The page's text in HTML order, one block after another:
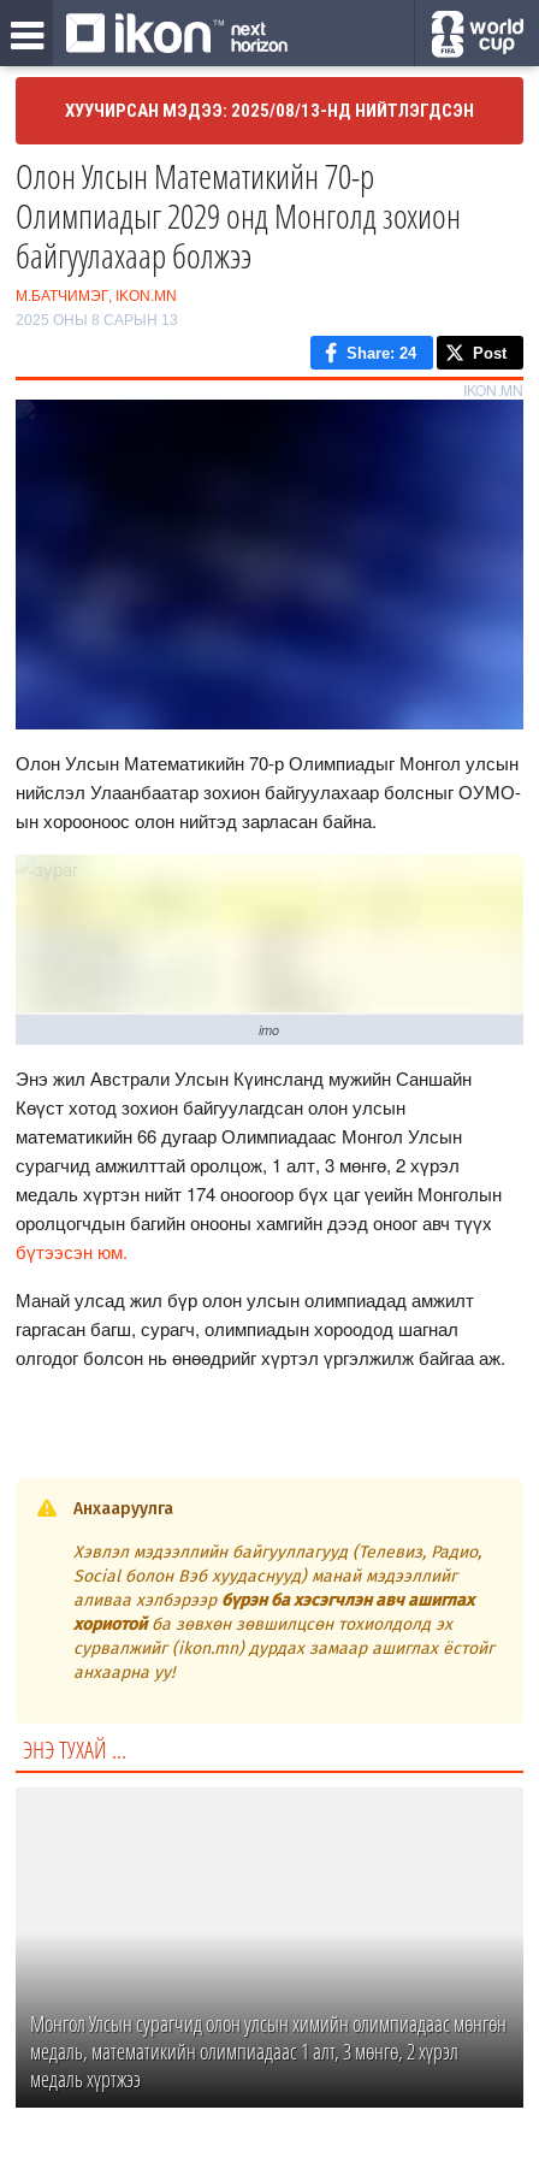
ХУУЧИРСАН МЭДЭЭ: 2025/08/13-НД НИЙТЛЭГДСЭН
Олон Улсын Математикийн 70-р
Олимпиадыг 2029 онд Монголд зохион
байгуулахаар болжээ
М.БАТЧИМЭГ, IKON.MN
2025 ОНЫ 8 САРЫН 13
Share: 24 Post
IKON.MN
Олон Улсын Математикийн 70-р Олимпиадыг Монгол улсын
нийслэл Улаанбаатар зохион байгуулахаар болсныг ОУМО-
ын хорооноос олон нийтэд зарласан байна.
imo
Энэ жил Австрали Улсын Күинсланд мужийн Саншайн
Көүст хотод зохион байгуулагдсан олон улсын
математикийн 66 дугаар Олимпиадаас Монгол Улсын
сурагчид амжилттай оролцож, 1 алт, 3 мөнгө, 2 хүрэл
медаль хүртэн нийт 174 оноогоор бүх цаг үеийн Монголын
оролцогчдын багийн онооны хамгийн дээд оноог авч түүх
бүтээсэн юм.
Манай улсад жил бүр олон улсын олимпиадад амжилт
гаргасан багш, сурагч, олимпиадын хороодод шагнал
олгодог болсон нь өнөөдрийг хүртэл үргэлжилж байгаа аж.
Анхааруулга
Хэвлэл мэдээллийн байгууллагууд (Телевиз, Радио,
Social болон Вэб хуудаснууд) манай мэдээллийг
аливаа хэлбэрээр бүрэн ба хэсэгчлэн авч ашиглах
хориотойба зөвхөн зөвшилцсөн тохиолдолд эх
сурвалжийг (ikon.mn) дурдах замаар ашиглах ёстойг
анхаарна уу!
ЭНЭ ТУХАЙ ...
Монгол Улсын сурагчид олон улсын химийн олимпиадаас мөнгөн
медаль, математикийн олимпиадаас 1 алт, 3 мөнгө, 2 хүрэл
медаль хүртжээ